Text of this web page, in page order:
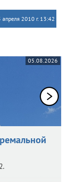
апреля 2010 г. 13:42
05.08.2026